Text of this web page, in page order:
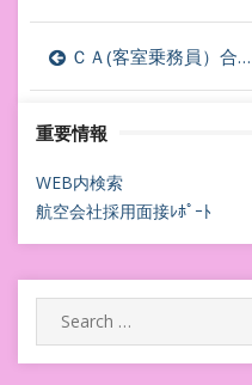
投
稿
ナ
ビ
ゲ
ー
シ
ョ
ＣＡ(客室乗務員）合格のネット上情報は実名でない限りひとり歩きする★話半分で聞くのが無難
重要情報
WEB内検索
航空会社採用面接ﾚﾎﾟｰﾄ
Search
for: